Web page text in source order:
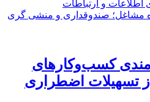
اطلاعات و ارتباطات
کسب‌وکارهای
از تسهیلات اضطراری